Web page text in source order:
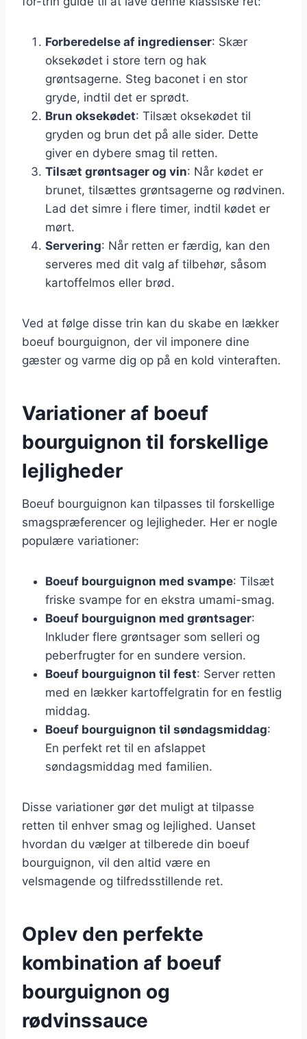
Forberedelse af ingredienser: Skær
oksekødet i store tern og hak
grøntsagerne. Steg baconet i en stor
gryde, indtil det er sprødt.
Brun oksekødet: Tilsæt oksekødet til
gryden og brun det på alle sider. Dette
giver en dybere smag til retten.
Tilsæt grøntsager og vin: Når kødet er
brunet, tilsættes grøntsagerne og rødvinen.
Lad det simre i flere timer, indtil kødet er
mørt.
Servering: Når retten er færdig, kan den
serveres med dit valg af tilbehør, såsom
kartoffelmos eller brød.
Ved at følge disse trin kan du skabe en lækker
boeuf bourguignon, der vil imponere dine
gæster og varme dig op på en kold vinteraften.
Variationer af boeuf
bourguignon til forskellige
lejligheder
Boeuf bourguignon kan tilpasses til forskellige
smagspræferencer og lejligheder. Her er nogle
populære variationer:
Boeuf bourguignon med svampe: Tilsæt
friske svampe for en ekstra umami-smag.
Boeuf bourguignon med grøntsager:
Inkluder flere grøntsager som selleri og
peberfrugter for en sundere version.
Boeuf bourguignon til fest: Server retten
med en lækker kartoffelgratin for en festlig
middag.
Boeuf bourguignon til søndagsmiddag:
En perfekt ret til en afslappet
søndagsmiddag med familien.
Disse variationer gør det muligt at tilpasse
retten til enhver smag og lejlighed. Uanset
hvordan du vælger at tilberede din boeuf
bourguignon, vil den altid være en
velsmagende og tilfredsstillende ret.
Oplev den perfekte
kombination af boeuf
bourguignon og
rødvinssauce